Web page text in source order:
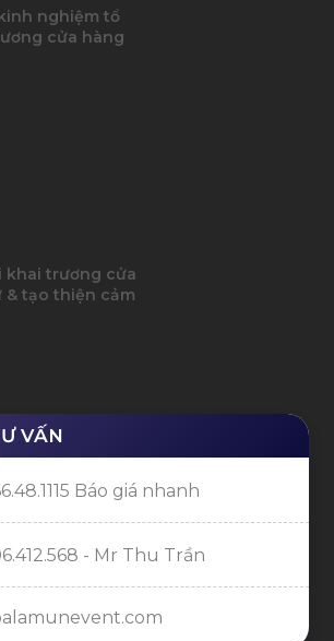
nghiệm tổ
cửa hàng
khai trương cửa
& tạo thiện cảm
VẤN
Báo giá nhanh
- Mr Thu Trần